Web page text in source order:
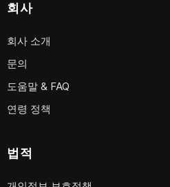
회사
회사 소개
문의
도움말 & FAQ
연령 정책
법적